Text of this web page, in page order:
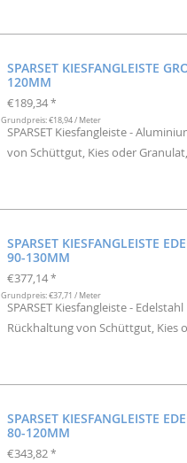
SPARSET KIESFANGLEISTE
20MM
€189,34 *
Grundpreis: €18,94 / Meter
SPARSET Kiesfangleiste -
von Schüttgut, Kies oder
SPARSET KIESFANGLEISTE
90-130MM
€377,14 *
Grundpreis: €37,71 / Meter
SPARSET Kiesfangleiste -
Rückhaltung von Schüttgut, Kies
SPARSET KIESFANGLEISTE
80-120MM
€343,82 *